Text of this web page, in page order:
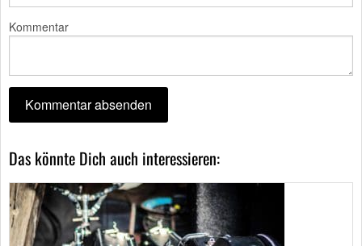
Kommentar
Das könnte Dich auch interessieren: